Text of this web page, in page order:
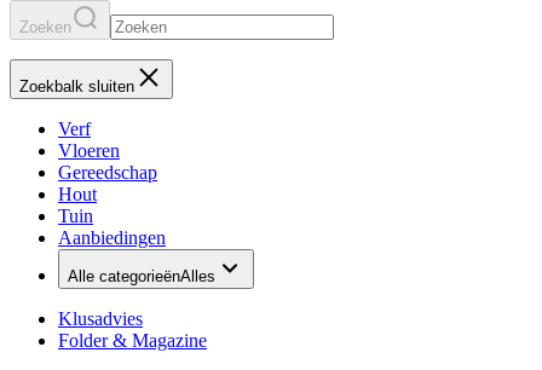
Zoeken
Zoekbalk sluiten
Verf
Vloeren
Gereedschap
Hout
Tuin
Aanbiedingen
Alle categorieënAlles
Klusadvies
Folder & Magazine